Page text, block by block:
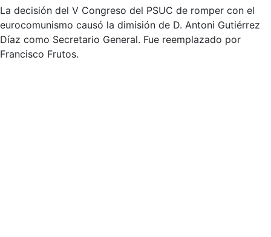
La decisión del V Congreso del PSUC de romper con el
eurocomunismo causó la dimisión de D. Antoni Gutiérrez
Díaz como Secretario General. Fue reemplazado por
Francisco Frutos.